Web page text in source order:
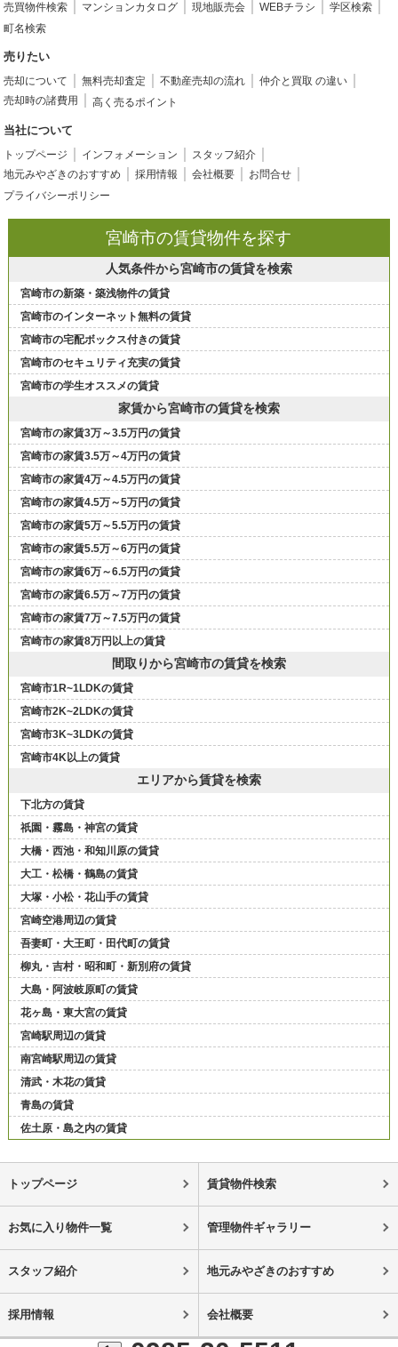
売買物件検索 マンションカタログ 現地販売会 WEBチラシ
学区検索
町名検索
売りたい
売却について 無料売却査定 不動産売却の流れ
仲介と買取 の違い
売却時の諸費用
高く売るポイント
当社について
トップページ インフォメーション
スタッフ紹介
地元みやざきのおすすめ
採用情報 会社概要
お問合せ
プライバシーポリシー
宮崎市の賃貸物件を探す
人気条件から宮崎市の賃貸を検索
宮崎市の新築・築浅物件の賃貸
宮崎市のインターネット無料の賃貸
宮崎市の宅配ボックス付きの賃貸
宮崎市のセキュリティ充実の賃貸
宮崎市の学生オススメの賃貸
家賃から宮崎市の賃貸を検索
宮崎市の家賃3万～3.5万円の賃貸
宮崎市の家賃3.5万～4万円の賃貸
宮崎市の家賃4万～4.5万円の賃貸
宮崎市の家賃4.5万～5万円の賃貸
宮崎市の家賃5万～5.5万円の賃貸
宮崎市の家賃5.5万～6万円の賃貸
宮崎市の家賃6万～6.5万円の賃貸
宮崎市の家賃6.5万～7万円の賃貸
宮崎市の家賃7万～7.5万円の賃貸
宮崎市の家賃8万円以上の賃貸
間取りから宮崎市の賃貸を検索
宮崎市1R~1LDKの賃貸
宮崎市2K~2LDKの賃貸
宮崎市3K~3LDKの賃貸
宮崎市4K以上の賃貸
エリアから賃貸を検索
下北方の賃貸
祇園・霧島・神宮の賃貸
大橋・西池・和知川原の賃貸
大工・松橋・鶴島の賃貸
大塚・小松・花山手の賃貸
宮崎空港周辺の賃貸
吾妻町・大王町・田代町の賃貸
柳丸・吉村・昭和町・新別府の賃貸
大島・阿波岐原町の賃貸
花ヶ島・東大宮の賃貸
宮崎駅周辺の賃貸
南宮崎駅周辺の賃貸
清武・木花の賃貸
青島の賃貸
佐土原・島之内の賃貸
トップページ 賃貸物件検索
お気に入り物件一覧 管理物件ギャラリー
スタッフ紹介 地元みやざきのおすすめ
採用情報 会社概要